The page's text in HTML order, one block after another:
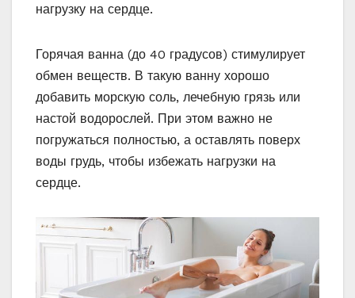
нагрузку на сердце.
Горячая ванна (до 40 градусов) стимулирует
обмен веществ. В такую ванну хорошо
добавить морскую соль, лечебную грязь или
настой водорослей. При этом важно не
погружаться полностью, а оставлять поверх
воды грудь, чтобы избежать нагрузки на
сердце.